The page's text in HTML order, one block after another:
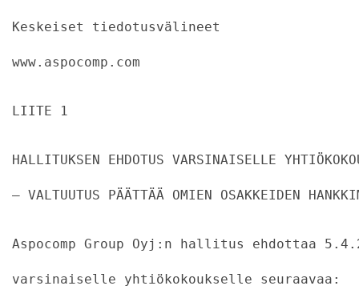
Keskeiset tiedotusvälineet
www.aspocomp.com
LIITE 1
HALLITUKSEN EHDOTUS VARSINAISELLE
– VALTUUTUS PÄÄTTÄÄ OMIEN OSAKKEIDEN
Aspocomp Group Oyj:n hallitus ehdottaa
varsinaiselle yhtiökokoukselle seuraavaa: